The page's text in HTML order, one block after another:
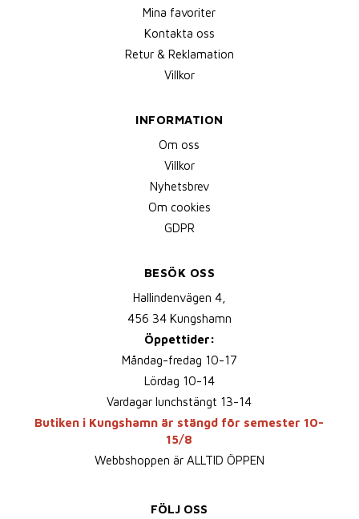
Mina favoriter
Kontakta oss
Retur & Reklamation
Villkor
INFORMATION
Om oss
Villkor
Nyhetsbrev
Om cookies
GDPR
BESÖK OSS
Hallindenvägen 4,
456 34 Kungshamn
Öppettider:
Måndag-fredag 10-17
Lördag 10-14
Vardagar lunchstängt 13-14
Butiken i Kungshamn är stängd för semester 10-
15/8
Webbshoppen är ALLTID ÖPPEN
FÖLJ OSS